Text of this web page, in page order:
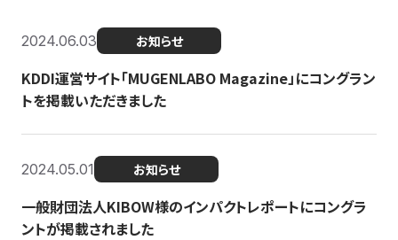
2024.06.03 お知らせ
KDDI運営サイト「MUGENLABO Magazine」にコングラン
トを掲載いただきました
2024.05.01 お知らせ
一般財団法人KIBOW様のインパクトレポートにコングラ
ントが掲載されました